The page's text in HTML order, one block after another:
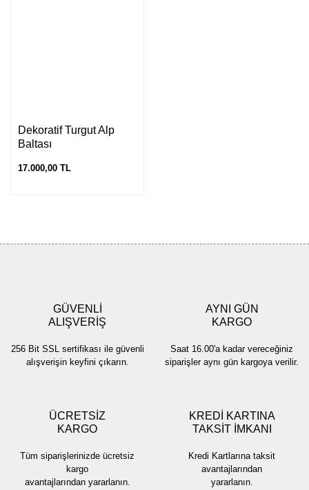
Dekoratif Turgut Alp
Baltası
17.000,00 TL
GÜVENLİ
ALIŞVERİŞ
256 Bit SSL sertifikası ile güvenli
alışverişin keyfini çıkarın.
AYNI GÜN
KARGO
Saat 16.00'a kadar vereceğiniz
siparişler aynı gün kargoya verilir.
ÜCRETSİZ
KARGO
Tüm siparişlerinizde ücretsiz
kargo
avantajlarından yararlanın.
KREDİ KARTINA
TAKSİT İMKANI
Kredi Kartlarına taksit
avantajlarından
yararlanın.